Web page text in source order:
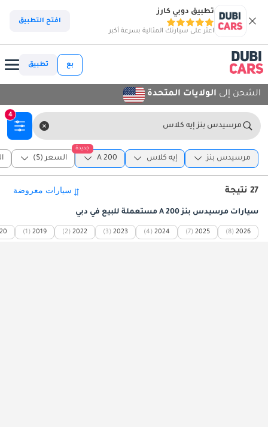
تطبيق دوبي كارز
اعثر على سيارتك المثالية بسرعة أكبر
افتح التطبيق
بع تطبيق
الشحن إلى الولايات المتحدة
مرسيدس بنز إيه كلاس
4
مرسيدس بنز إيه كلاس
جديدة
A 200 السعر ($)
27 نتيجة
سيارات مرسيدس بنز A 200 مستعملة للبيع في دبي
2026
(8)
2025
(7)
2024
(4)
2023
(3)
2022
(2)
2019
(1)